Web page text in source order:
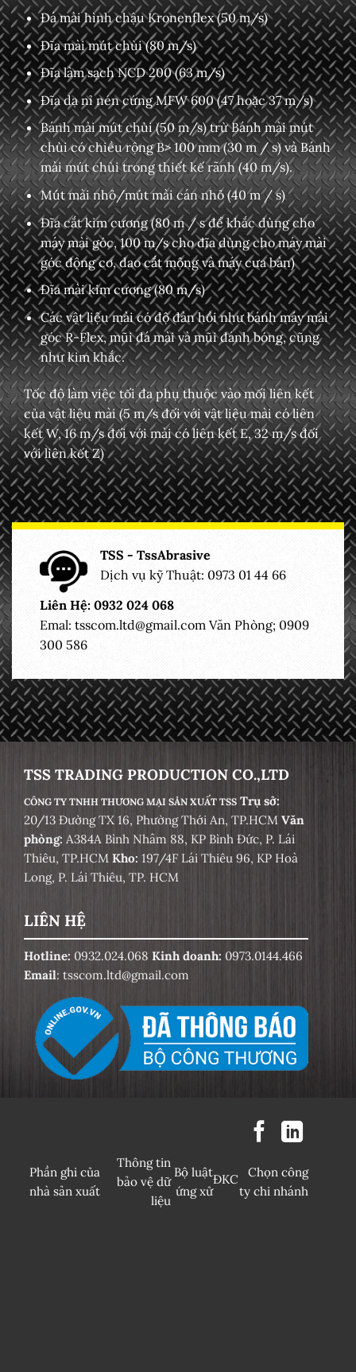
Đá mài hình chậu Kronenflex (50 m/s)
Đĩa mài mút chùi (80 m/s)
Đĩa làm sạch NCD 200 (63 m/s)
Đĩa dạ nỉ nén cứng MFW 600 (47 hoặc 37 m/s)
Bánh mài mút chùi (50 m/s) trừ Bánh mài mút
chùi có chiều rộng B> 100 mm (30 m / s) và Bánh
mài mút chùi trong thiết kế rãnh (40 m/s).
Mút mài nhỏ/mút mài cán nhỏ (40 m / s)
Đĩa cắt kim cương (80 m / s để khắc dùng cho
máy mài góc, 100 m/s cho đĩa dùng cho máy mài
góc động cơ, dao cắt mộng và máy cưa bàn)
Đĩa mài kim cương (80 m/s)
Các vật liệu mài có độ đàn hồi như bánh máy mài
góc R-Flex, mũi đá mài và mũi đánh bóng, cũng
như kim khắc.
Tốc độ làm việc tối đa phụ thuộc vào mối liên kết
của vật liệu mài (5 m/s đối với vật liệu mài có liên
kết W, 16 m/s đối với mài có liên kết E, 32 m/s đối
với liên kết Z)
TSS - TssAbrasive
Dịch vụ kỹ Thuật: 0973 01 44 66
Liên Hệ: 0932 024 068
Emal: tsscom.ltd@gmail.com Văn Phòng; 0909
300 586
TSS TRADING PRODUCTION CO.,LTD
CÔNG TY TNHH THƯƠNG MẠI SẢN XUẤT TSS Trụ sở:
20/13 Đường TX 16, Phường Thới An, TP.HCM Văn
phòng: A384A Bình Nhâm 88, KP Bình Đức, P. Lái
Thiêu, TP.HCM Kho: 197/4F Lái Thiêu 96, KP Hoà
Long, P. Lái Thiêu, TP. HCM
LIÊN HỆ
Hotline: 0932.024.068 Kinh doanh: 0973.0144.466
Email: tsscom.ltd@gmail.com
Phần ghi của
nhà sản xuất
Thông tin
bảo vệ dữ
liệu
Bộ luật
ứng xử
ĐKC
Chọn công
ty chi nhánh